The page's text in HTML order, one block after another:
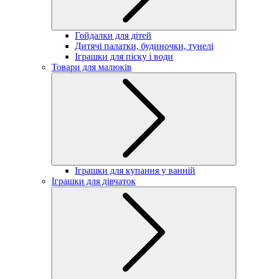
Гойдалки для дітей
Дитячі палатки, будиночки, тунелі
Іграшки для піску і води
Товари для малюків
Іграшки для купання у ванній
Іграшки для дівчаток